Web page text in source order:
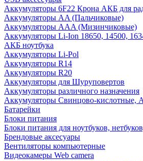
Аккумуляторы 6F22 Крона АКБ для
Аккумуляторы AA (Пальчиковые)
Аккумуляторы AAA (Мизинчиковые)
Аккумуляторы Li-Ion 18650, 14500,
АКБ ноутбука
Аккумуляторы Li-Pol
Аккумуляторы R14
Аккумуляторы R20
Аккумуляторы для Шуруповертов
Аккумуляторы различного назначения
Аккумуляторы Свинцово-кислотные,
Батарейки
Блоки питания
Блоки питания для ноутбуков,
Брендовые аксесуары
Вентиляторы компьютерные
Видеокамеры Web camera